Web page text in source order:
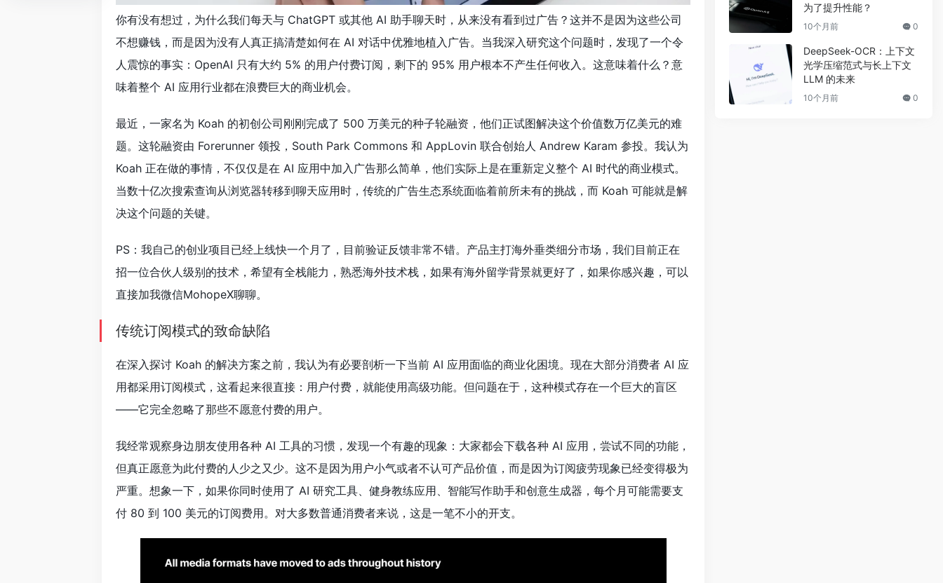
你有没有想过，为什么我们每天与 ChatGPT 或其他 AI 助手聊天时，从来没有看到过广告？这并不是因为这些公司
不想赚钱，而是因为没有人真正搞清楚如何在 AI 对话中优雅地植入广告。当我深入研究这个问题时，发现了一个令
人震惊的事实：OpenAI 只有大约 5% 的用户付费订阅，剩下的 95% 用户根本不产生任何收入。这意味着什么？意
味着整个 AI 应用行业都在浪费巨大的商业机会。
最近，一家名为 Koah 的初创公司刚刚完成了 500 万美元的种子轮融资，他们正试图解决这个价值数万亿美元的难
题。这轮融资由 Forerunner 领投，South Park Commons 和 AppLovin 联合创始人 Andrew Karam 参投。我认为
Koah 正在做的事情，不仅仅是在 AI 应用中加入广告那么简单，他们实际上是在重新定义整个 AI 时代的商业模式。
当数十亿次搜索查询从浏览器转移到聊天应用时，传统的广告生态系统面临着前所未有的挑战，而 Koah 可能就是解
决这个问题的关键。
PS：我自己的创业项目已经上线快一个月了，目前验证反馈非常不错。产品主打海外垂类细分市场，我们目前正在
招一位合伙人级别的技术，希望有全栈能力，熟悉海外技术栈，如果有海外留学背景就更好了，如果你感兴趣，可以
直接加我微信MohopeX聊聊。
传统订阅模式的致命缺陷
在深入探讨 Koah 的解决方案之前，我认为有必要剖析一下当前 AI 应用面临的商业化困境。现在大部分消费者 AI 应
用都采用订阅模式，这看起来很直接：用户付费，就能使用高级功能。但问题在于，这种模式存在一个巨大的盲区
——它完全忽略了那些不愿意付费的用户。
我经常观察身边朋友使用各种 AI 工具的习惯，发现一个有趣的现象：大家都会下载各种 AI 应用，尝试不同的功能，
但真正愿意为此付费的人少之又少。这不是因为用户小气或者不认可产品价值，而是因为订阅疲劳现象已经变得极为
严重。想象一下，如果你同时使用了 AI 研究工具、健身教练应用、智能写作助手和创意生成器，每个月可能需要支
付 80 到 100 美元的订阅费用。对大多数普通消费者来说，这是一笔不小的开支。
为了提升性能？
10个月前 0
DeepSeek-OCR：上下文
光学压缩范式与长上下文
LLM 的未来
10个月前 0